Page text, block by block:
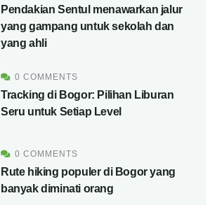
Pendakian Sentul menawarkan jalur
yang gampang untuk sekolah dan
yang ahli
0 COMMENTS
Tracking di Bogor: Pilihan Liburan
Seru untuk Setiap Level
0 COMMENTS
Rute hiking populer di Bogor yang
banyak diminati orang